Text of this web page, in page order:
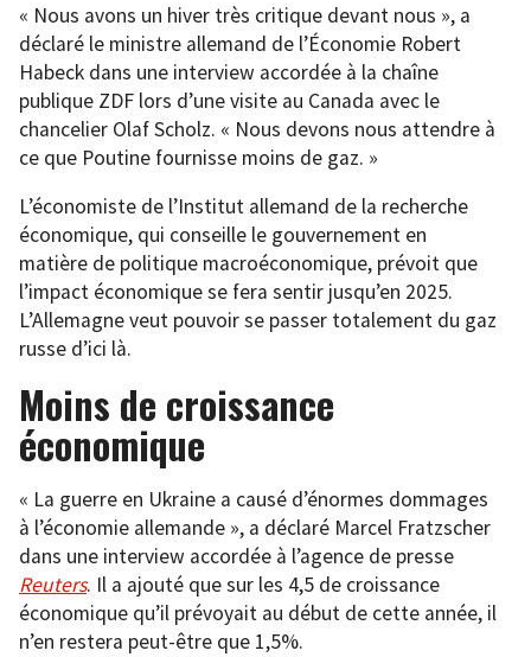
« Nous avons un hiver très critique devant nous », a
déclaré le ministre allemand de l’Économie Robert
Habeck dans une interview accordée à la chaîne
publique ZDF lors d’une visite au Canada avec le
chancelier Olaf Scholz. « Nous devons nous attendre à
ce que Poutine fournisse moins de gaz. »
L’économiste de l’Institut allemand de la recherche
économique, qui conseille le gouvernement en
matière de politique macroéconomique, prévoit que
l’impact économique se fera sentir jusqu’en 2025.
L’Allemagne veut pouvoir se passer totalement du gaz
russe d’ici là.
Moins de croissance
économique
« La guerre en Ukraine a causé d’énormes dommages
à l’économie allemande », a déclaré Marcel Fratzscher
dans une interview accordée à l’agence de presse
Reuters. Il a ajouté que sur les 4,5 de croissance
économique qu’il prévoyait au début de cette année, il
n’en restera peut-être que 1,5%.